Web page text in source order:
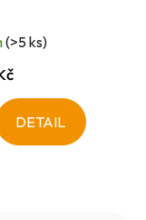
(>5 ks)
DETAIL